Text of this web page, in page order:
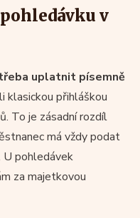
v
uplatnit písemně
klasickou přihláškou
To je zásadní rozdíl
má vždy podat
U pohledávek
za majetkovou